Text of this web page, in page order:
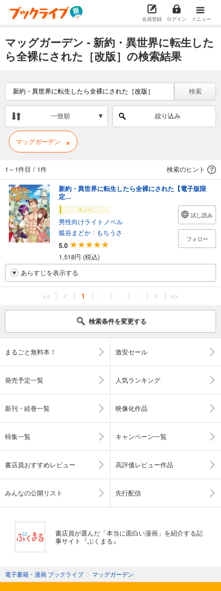
会員登録 ログイン メニュー
マッグガーデン - 新約・異世界に転生した
ら全裸にされた［改版］の検索結果
検索
一致順 絞り込み
マッグガーデン ×
1～1件目 / 1件 検索のヒント
新約・異世界に転生したら全裸にされた【電子版限
定...
ラノベ
男性向けライトノベル
狐谷まどか / もちうさ
5.0
1,518円 (税込)
試し読み
フォロー
あらすじを表示する
<< < 1 ・ ・ ・ > >>
検索条件を変更する
まるごと無料本！ 激安セール
発売予定一覧 人気ランキング
新刊・続巻一覧 映像化作品
特集一覧 キャンペーン一覧
書店員おすすめレビュー 高評価レビュー作品
みんなの公開リスト 先行配信
書店員が選んだ「本当に面白い漫画」を紹介する記
事サイト『ぶくまる』
電子書籍・漫画 ブックライブ 〉 マッグガーデン